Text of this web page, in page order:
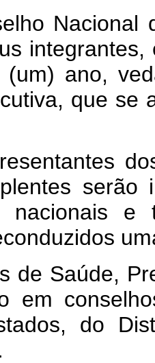
Nacional
ano,
que se
nacionais
de Saúde,
em
do